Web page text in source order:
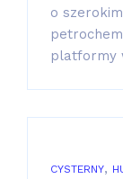
o
platformy
CYSTERNY,